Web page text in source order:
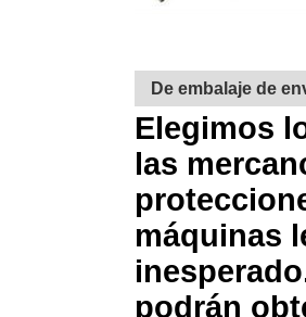
De embalaje de
Elegimos
las
máquinas
podrán